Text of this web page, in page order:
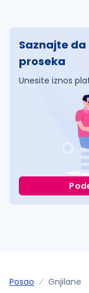
Saznajte
proseka
Unesite iznos
Posao Gnjilane